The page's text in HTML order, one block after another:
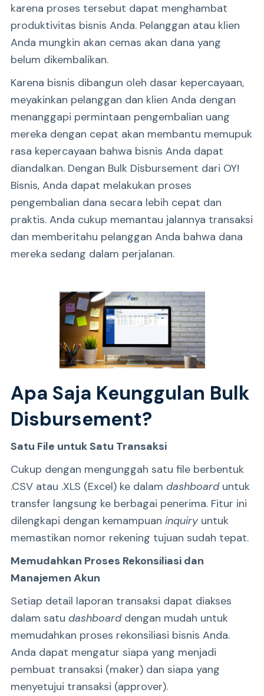
karena proses tersebut dapat menghambat
produktivitas bisnis Anda. Pelanggan atau klien
Anda mungkin akan cemas akan dana yang
belum dikembalikan.
Karena bisnis dibangun oleh dasar kepercayaan,
meyakinkan pelanggan dan klien Anda dengan
menanggapi permintaan pengembalian uang
mereka dengan cepat akan membantu memupuk
rasa kepercayaan bahwa bisnis Anda dapat
diandalkan. Dengan Bulk Disbursement dari OY!
Bisnis, Anda dapat melakukan proses
pengembalian dana secara lebih cepat dan
praktis. Anda cukup memantau jalannya transaksi
dan memberitahu pelanggan Anda bahwa dana
mereka sedang dalam perjalanan.
Apa Saja Keunggulan Bulk
Disbursement?
Satu File untuk Satu Transaksi
Cukup dengan mengunggah satu file berbentuk
.CSV atau .XLS (Excel) ke dalam dashboarduntuk
transfer langsung ke berbagai penerima. Fitur ini
dilengkapi dengan kemampuan inquiryuntuk
memastikan nomor rekening tujuan sudah tepat.
Memudahkan Proses Rekonsiliasi dan
Manajemen Akun
Setiap detail laporan transaksi dapat diakses
dalam satu dashboarddengan mudah untuk
memudahkan proses rekonsiliasi bisnis Anda.
Anda dapat mengatur siapa yang menjadi
pembuat transaksi (maker) dan siapa yang
menyetujui transaksi (approver).